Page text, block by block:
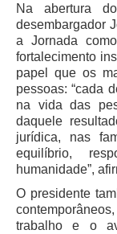
Comitê de
Comissão
Comitê de
Servidores
Comitê de
Comitê
Comitê de
no âmbito
Comitê de
Moral, do
Na abertura
desembargador
a Jornada
fortalecimento
papel que os
pessoas: “cada
na vida das
daquele
jurídica, nas
equilíbrio,
humanidade”,
O presidente
trabalho e o